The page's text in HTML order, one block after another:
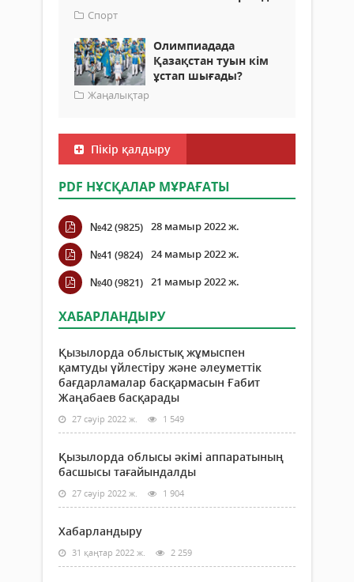
Спорт
Олимпиадада
Қазақстан туын кім
ұстап шығады?
Жаңалықтар
Пікір қалдыру
PDF НҰСҚАЛАР МҰРАҒАТЫ
№42 (9825) 28 мамыр 2022 ж.
№41 (9824) 24 мамыр 2022 ж.
№40 (9821) 21 мамыр 2022 ж.
ХАБАРЛАНДЫРУ
Қызылорда облыстық жұмыспен
қамтуды үйлестіру және әлеуметтік
бағдарламалар басқармасын Ғабит
Жаңабаев басқарады
27 сәуір 2022 ж. 1 549
Қызылорда облысы әкімі аппаратының
басшысы тағайындалды
27 сәуір 2022 ж. 1 904
Хабарландыру
31 қаңтар 2022 ж. 2 259